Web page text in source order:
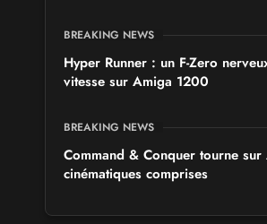
BREAKING NEWS
Hyper Runner : un F-Zero
vitesse sur Amiga 1200
BREAKING NEWS
Command & Conquer tourne sur
cinématiques comprises